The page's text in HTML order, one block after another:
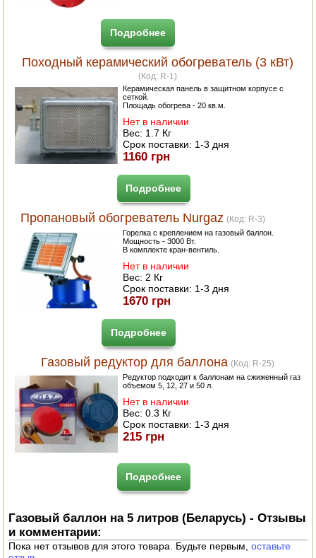
ПОСУДА ДЛЯ КУХНИ
ДУШ ДЛЯ ДАЧИ И ДОМА
МАНГАЛЫ, КОПТИЛЬНИ
ОРЕХОКОЛЫ
Подробнее
Походный керамический обогреватель (3 кВт)
(Код: R-1)
Керамическая панель в защитном корпусе с
сеткой.
Площадь обогрева - 20 кв.м.
Нет в наличии
Вес: 1.7 Кг
Срок поставки: 1-3 дня
1160 грн
Подробнее
Пропановый обогреватель Nurgaz (Код: R-3)
Горелка с креплением на газовый баллон.
Мощность - 3000 Вт.
В комплекте кран-вентиль.
Нет в наличии
Вес: 2 Кг
Срок поставки: 1-3 дня
1670 грн
Подробнее
Газовый редуктор для баллона (Код: R-25)
Редуктор подходит к баллонам на сжиженный газ
объемом 5, 12, 27 и 50 л.
Нет в наличии
Вес:0.3 Кг
Срок поставки: 1-3 дня
215 грн
Подробнее
Газовый баллон на 5 литров (Беларусь) - Отзывы
и комментарии:
Пока нет отзывов для этого товара. Будьте первым,оставьте